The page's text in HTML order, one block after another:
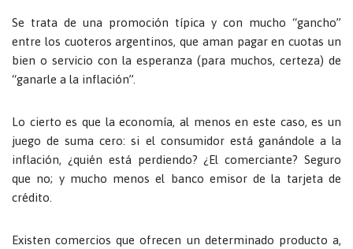
Se trata de una promoción típica y con mucho “gancho”
entre los cuoteros argentinos, que aman pagar en cuotas un
bien o servicio con la esperanza (para muchos, certeza) de
“ganarle a la inflación”.
Lo cierto es que la economía, al menos en este caso, es un
juego de suma cero: si el consumidor está ganándole a la
inflación, ¿quién está perdiendo? ¿El comerciante? Seguro
que no; y mucho menos el banco emisor de la tarjeta de
crédito.
Existen comercios que ofrecen un determinado producto a,